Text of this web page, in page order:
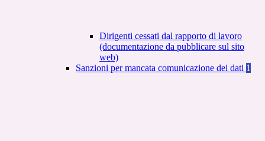
Dirigenti cessati dal rapporto di lavoro
(documentazione da pubblicare sul sito
web)
Sanzioni per mancata comunicazione dei dati 1